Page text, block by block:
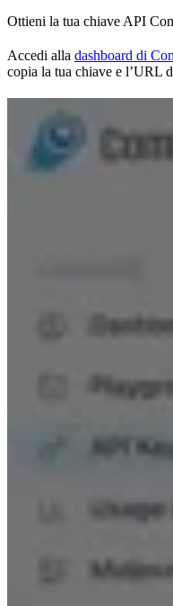
Ottieni la tua chiave API
Accedi alla dashboard di
copia la tua chiave e l’URL